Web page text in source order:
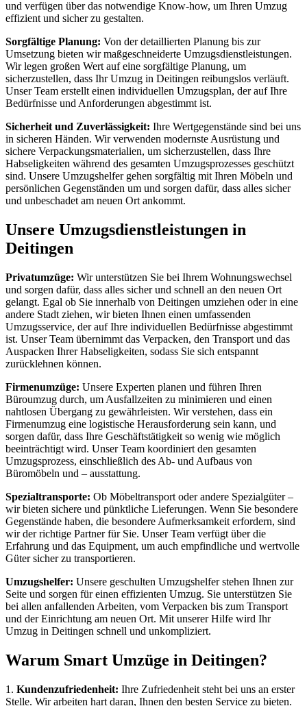
und verfügen über das notwendige Know-how, um Ihren Umzug
effizient und sicher zu gestalten.
Sorgfältige Planung: Von der detaillierten Planung bis zur
Umsetzung bieten wir maßgeschneiderte Umzugsdienstleistungen.
Wir legen großen Wert auf eine sorgfältige Planung, um
sicherzustellen, dass Ihr Umzug in Deitingen reibungslos verläuft.
Unser Team erstellt einen individuellen Umzugsplan, der auf Ihre
Bedürfnisse und Anforderungen abgestimmt ist.
Sicherheit und Zuverlässigkeit: Ihre Wertgegenstände sind bei uns
in sicheren Händen. Wir verwenden modernste Ausrüstung und
sichere Verpackungsmaterialien, um sicherzustellen, dass Ihre
Habseligkeiten während des gesamten Umzugsprozesses geschützt
sind. Unsere Umzugshelfer gehen sorgfältig mit Ihren Möbeln und
persönlichen Gegenständen um und sorgen dafür, dass alles sicher
und unbeschadet am neuen Ort ankommt.
Unsere Umzugsdienstleistungen in
Deitingen
Privatumzüge: Wir unterstützen Sie bei Ihrem Wohnungswechsel
und sorgen dafür, dass alles sicher und schnell an den neuen Ort
gelangt. Egal ob Sie innerhalb von Deitingen umziehen oder in eine
andere Stadt ziehen, wir bieten Ihnen einen umfassenden
Umzugsservice, der auf Ihre individuellen Bedürfnisse abgestimmt
ist. Unser Team übernimmt das Verpacken, den Transport und das
Auspacken Ihrer Habseligkeiten, sodass Sie sich entspannt
zurücklehnen können.
Firmenumzüge: Unsere Experten planen und führen Ihren
Büroumzug durch, um Ausfallzeiten zu minimieren und einen
nahtlosen Übergang zu gewährleisten. Wir verstehen, dass ein
Firmenumzug eine logistische Herausforderung sein kann, und
sorgen dafür, dass Ihre Geschäftstätigkeit so wenig wie möglich
beeinträchtigt wird. Unser Team koordiniert den gesamten
Umzugsprozess, einschließlich des Ab- und Aufbaus von
Büromöbeln und – ausstattung.
Spezialtransporte: Ob Möbeltransport oder andere Spezialgüter –
wir bieten sichere und pünktliche Lieferungen. Wenn Sie besondere
Gegenstände haben, die besondere Aufmerksamkeit erfordern, sind
wir der richtige Partner für Sie. Unser Team verfügt über die
Erfahrung und das Equipment, um auch empfindliche und wertvolle
Güter sicher zu transportieren.
Umzugshelfer: Unsere geschulten Umzugshelfer stehen Ihnen zur
Seite und sorgen für einen effizienten Umzug. Sie unterstützen Sie
bei allen anfallenden Arbeiten, vom Verpacken bis zum Transport
und der Einrichtung am neuen Ort. Mit unserer Hilfe wird Ihr
Umzug in Deitingen schnell und unkompliziert.
Warum Smart Umzüge in Deitingen?
1. Kundenzufriedenheit: Ihre Zufriedenheit steht bei uns an erster
Stelle. Wir arbeiten hart daran, Ihnen den besten Service zu bieten.